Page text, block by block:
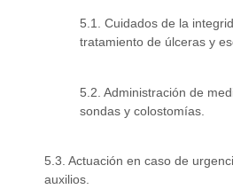
5.1. Cuidados de la
tratamiento de úlceras y
5.2. Administración de
sondas y colostomías.
5.3. Actuación en caso de
auxilios.